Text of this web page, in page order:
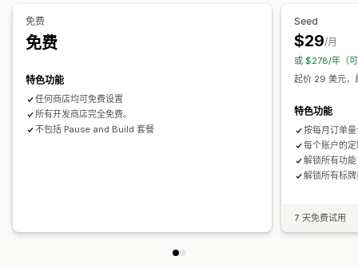
免费
免费
特色功能
任何商店均可免费设置
所有开发商店完全免费。
不包括 Pause and Build 套餐
Seed
$29/月
或 $278/年（
起价 29 美元
特色功能
按每月订单
每个账户的
解锁所有功能
解锁所有标
7 天免费试用